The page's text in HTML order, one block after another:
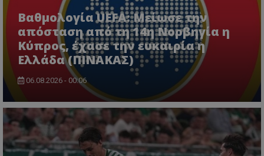
Βαθμολογία UEFA: Μείωσε την
απόσταση από τη 14η Νορβηγία η
Κύπρος, έχασε την ευκαιρία η
Ελλάδα (ΠΙΝΑΚΑΣ)
06.08.2026 - 00:06